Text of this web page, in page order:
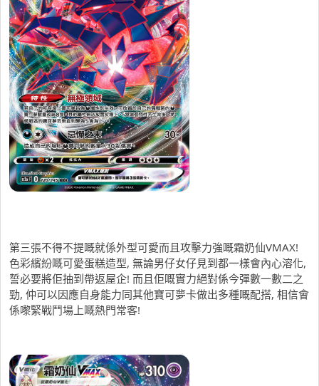
第三張不得不提嘅就係外型可愛而且攻擊力強嘅霜奶仙VMAX!
色彩繽紛嘅可愛蛋糕造型, 無論男仔女仔見到都一樣會內心溶化,
誓必要將佢抽到帶返屋企! 而且佢嘅實力絕對係今彈數一數二之
勁, 仲可以因應自身能力同其他寶可夢卡做出多種嘅配搭, 相信會
係嚟緊戰鬥場上嘅熱門常客!